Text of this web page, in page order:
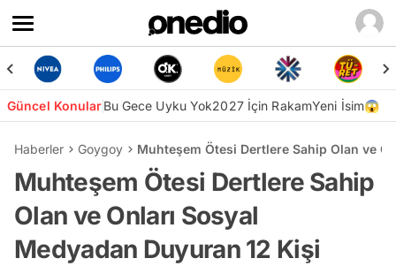
Güncel KonularBu Gece Uyku Yok2027 İçin RakamYeni İsim😱
Haberler Goygoy Muhteşem Ötesi Dertlere Sahip Olan ve
Muhteşem Ötesi Dertlere Sahip
Olan ve Onları Sosyal
Medyadan Duyuran 12 Kişi